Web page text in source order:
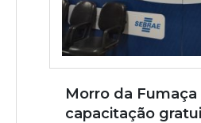
Morro da
capacitação